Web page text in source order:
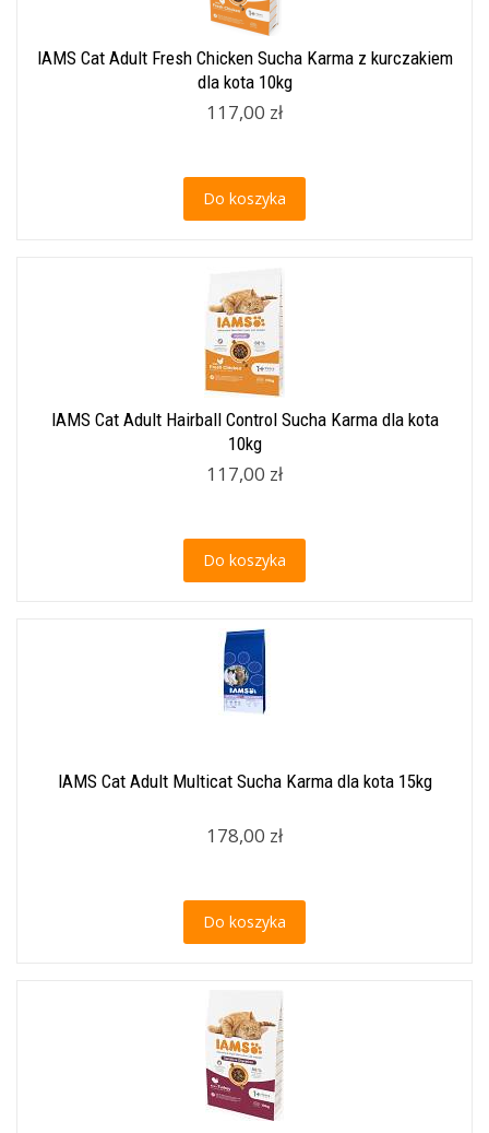
IAMS Cat Adult Fresh Chicken Sucha Karma z kurczakiem
dla kota 10kg
117,00 zł
Do koszyka
IAMS Cat Adult Hairball Control Sucha Karma dla kota
10kg
117,00 zł
Do koszyka
IAMS Cat Adult Multicat Sucha Karma dla kota 15kg
178,00 zł
Do koszyka